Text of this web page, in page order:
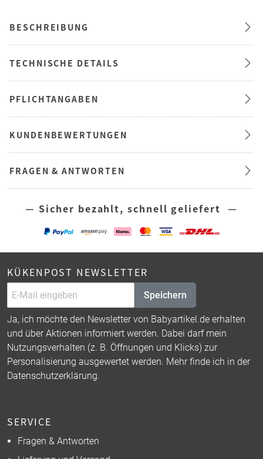
BESCHREIBUNG
TECHNISCHE DETAILS
PFLICHTANGABEN
KUNDENBEWERTUNGEN
FRAGEN & ANTWORTEN
— Sicher bezahlt, schnell geliefert —
KÜKENPOST NEWSLETTER
Speichern
Ja, ich möchte den Newsletter von Babyartikel.de erhalten
und über Aktionen informiert werden. Dabei darf mein
Nutzungsverhalten (z. B. Öffnungen und Klicks) zur
Personalisierung ausgewertet werden. Mehr finde ich in der
Datenschutzerklärung.
SERVICE
Fragen & Antworten